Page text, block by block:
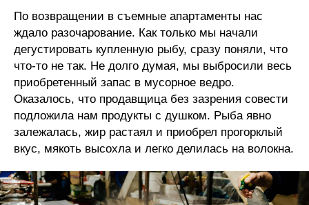
По возвращении в съемные апартаменты нас
ждало разочарование. Как только мы начали
дегустировать купленную рыбу, сразу поняли, что
что-то не так. Не долго думая, мы выбросили весь
приобретенный запас в мусорное ведро.
Оказалось, что продавщица без зазрения совести
подложила нам продукты с душком. Рыба явно
залежалась, жир растаял и приобрел прогорклый
вкус, мякоть высохла и легко делилась на волокна.